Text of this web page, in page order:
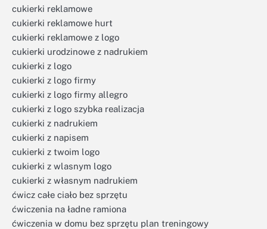
cukierki reklamowe
cukierki reklamowe hurt
cukierki reklamowe z logo
cukierki urodzinowe z nadrukiem
cukierki z logo
cukierki z logo firmy
cukierki z logo firmy allegro
cukierki z logo szybka realizacja
cukierki z nadrukiem
cukierki z napisem
cukierki z twoim logo
cukierki z wlasnym logo
cukierki z własnym nadrukiem
ćwicz całe ciało bez sprzętu
ćwiczenia na ładne ramiona
ćwiczenia w domu bez sprzętu plan treningowy